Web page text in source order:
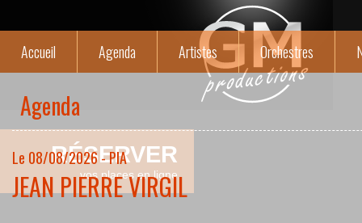
RÉSERVER
vos places en ligne
Accueil Agenda Artistes Orchestres
Agenda
Le 08/08/2026 - PIA
JEAN PIERRE VIRGIL